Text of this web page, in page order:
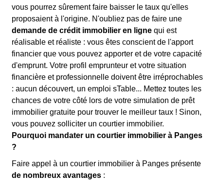
vous pourrez sûrement faire baisser le taux qu'elles
proposaient à l'origine. N'oubliez pas de faire une
demande de crédit immobilier en ligne qui est
réalisable et réaliste : vous êtes conscient de l'apport
financier que vous pouvez apporter et de votre capacité
d'emprunt. Votre profil emprunteur et votre situation
financière et professionnelle doivent être irréprochables
: aucun découvert, un emploi sTable... Mettez toutes les
chances de votre côté lors de votre simulation de prêt
immobilier gratuite pour trouver le meilleur taux ! Sinon,
vous pouvez solliciter un courtier immobilier.
Pourquoi mandater un courtier immobilier à Panges
?
Faire appel à un courtier immobilier à Panges présente
de nombreux avantages :